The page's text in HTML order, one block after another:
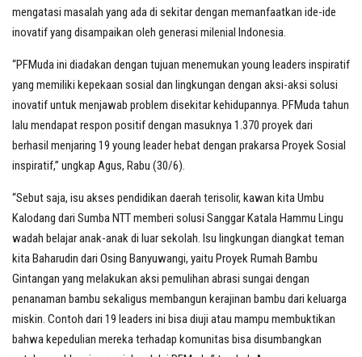
mengatasi masalah yang ada di sekitar dengan memanfaatkan ide-ide
inovatif yang disampaikan oleh generasi milenial Indonesia.
“PFMuda ini diadakan dengan tujuan menemukan young leaders inspiratif
yang memiliki kepekaan sosial dan lingkungan dengan aksi-aksi solusi
inovatif untuk menjawab problem disekitar kehidupannya. PFMuda tahun
lalu mendapat respon positif dengan masuknya 1.370 proyek dari
berhasil menjaring 19 young leader hebat dengan prakarsa Proyek Sosial
inspiratif,” ungkap Agus, Rabu (30/6).
“Sebut saja, isu akses pendidikan daerah terisolir, kawan kita Umbu
Kalodang dari Sumba NTT memberi solusi Sanggar Katala Hammu Lingu
wadah belajar anak-anak di luar sekolah. Isu lingkungan diangkat teman
kita Baharudin dari Osing Banyuwangi, yaitu Proyek Rumah Bambu
Gintangan yang melakukan aksi pemulihan abrasi sungai dengan
penanaman bambu sekaligus membangun kerajinan bambu dari keluarga
miskin. Contoh dari 19 leaders ini bisa diuji atau mampu membuktikan
bahwa kepedulian mereka terhadap komunitas bisa disumbangkan